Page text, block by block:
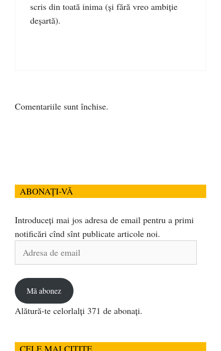
scris din toată inima (și fără vreo ambiție
deșartă).
Comentariile sunt închise.
ABONAȚI-VĂ
Introduceți mai jos adresa de email pentru a primi
notificări cînd sînt publicate articole noi.
Adresa
Mă abonez
Alătură-te celorlalți 371 de abonați.
CELE MAI CITITE